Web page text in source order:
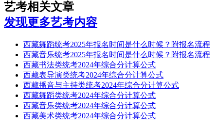
艺考相关文章
发现更多艺考内容
西藏舞蹈统考2025年报名时间是什么时候？附报名流程
西藏音乐统考2025年报名时间是什么时候？附报名流程
西藏书法类统考2024年综合分计算公式
西藏表导演类统考2024年综合分计算公式
西藏播音与主持类统考2024年综合分计算公式
西藏舞蹈类统考2024年综合分计算公式
西藏音乐类统考2024年综合分计算公式
西藏美术类统考2024年综合分计算公式